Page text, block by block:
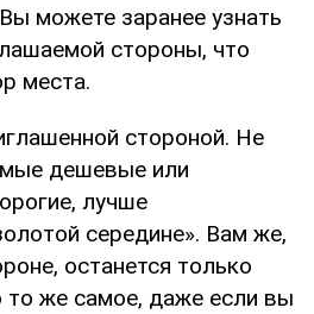
можете заранее узнать
стороны, что
места.
стороной. Не
дешевые или
лучше
середине». Вам же,
останется только
то же самое, даже если вы